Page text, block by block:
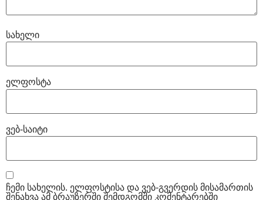
სახელი
ელფოსტა
ვებ-საიტი
ჩემი სახელის. ელფოსტისა და ვებ-გვერდის მისამართის
შენახვა ამ ბრაუზერში შემდგომში კომენტარებში